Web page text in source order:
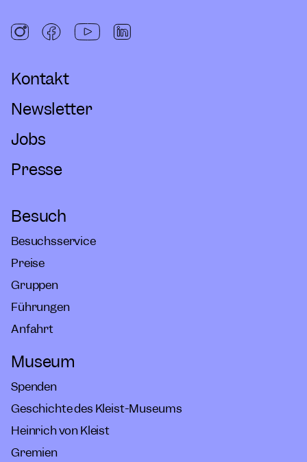
Kontakt
Newsletter
Jobs
Presse
Besuch
Besuchsservice
Preise
Gruppen
Führungen
Anfahrt
Museum
Spenden
Geschichte des Kleist-Museums
Heinrich von Kleist
Gremien